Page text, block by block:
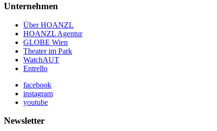
Unternehmen
Über HOANZL
HOANZL Agentur
GLOBE Wien
Theater im Park
WatchAUT
Entrello
facebook
instagram
youtube
Newsletter